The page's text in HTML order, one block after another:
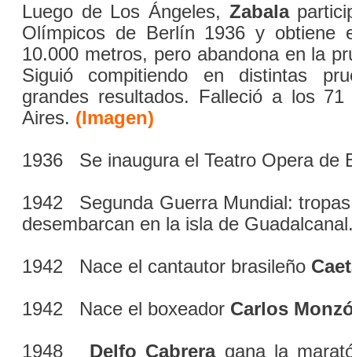
Luego de Los Ángeles, Zabala
Olímpicos de Berlín 1936 y obtiene
10.000 metros, pero abandona en la
Siguió compitiendo en distintas
grandes resultados. Falleció a los
Aires. (Imagen)
1936 Se inaugura el Teatro Opera de
1942 Segunda Guerra Mundial:
desembarcan en la isla de
1942 Nace el cantautor brasileño
1942 Nace el boxeador Carlos
1948 Delfo Cabreragana la